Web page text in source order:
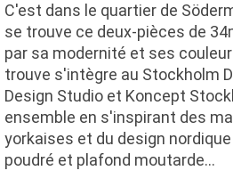
C'est dans le quartier de
se trouve ce deux-pièces de
par sa modernité et ses
trouve s'intègre au Stockholm
Design Studio et Koncept
ensemble en s'inspirant des
yorkaises et du design
poudré et plafond moutarde…